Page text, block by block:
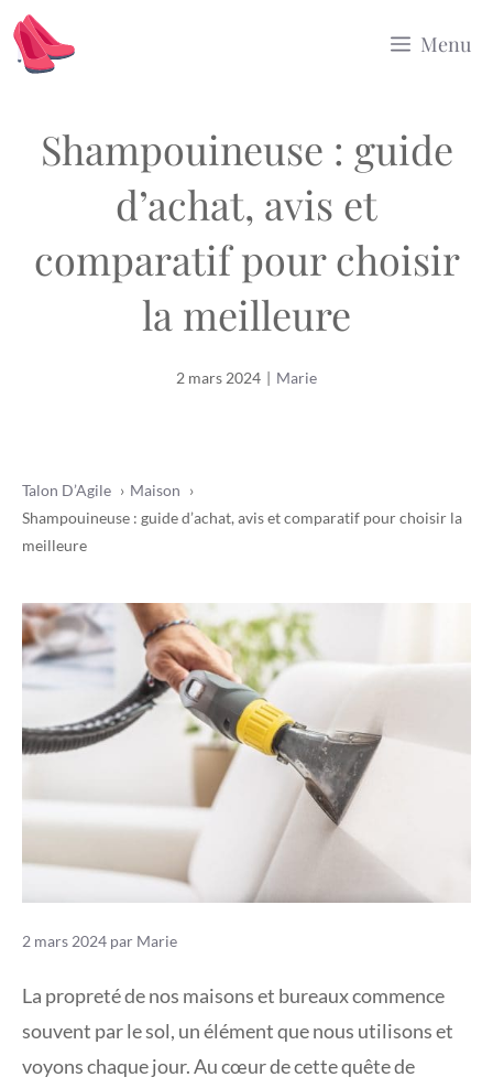
Aller
au
Menu
Shampouineuse : guide
d’achat, avis et
comparatif pour choisir
la meilleure
2 mars 2024 | Marie
Talon D’Agile
Maison
Shampouineuse : guide d’achat, avis et comparatif pour choisir la
meilleure
2 mars 2024 par Marie
La propreté de nos maisons et bureaux commence
souvent par le sol, un élément que nous utilisons et
voyons chaque jour. Au cœur de cette quête de